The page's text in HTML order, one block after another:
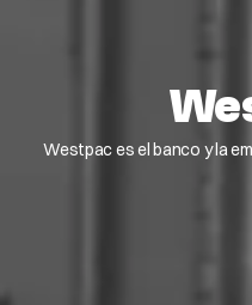
Westpac es el banco y la